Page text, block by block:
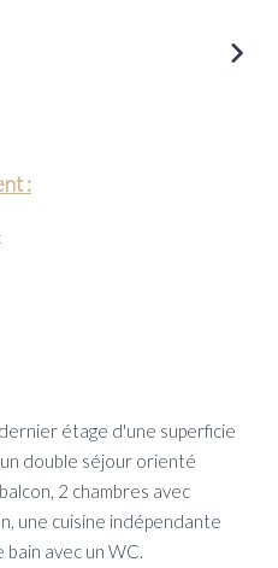
:
étage d'une superficie
double séjour orienté
2 chambres avec
une cuisine indépendante
avec un WC.